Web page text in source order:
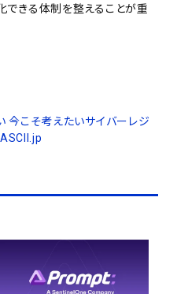
できる体制を整えることが重
今こそ考えたいサイバーレジ